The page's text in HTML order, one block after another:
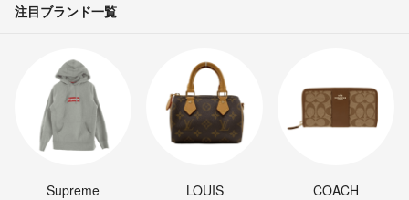
注目ブランド一覧
Supreme
LOUIS
COACH